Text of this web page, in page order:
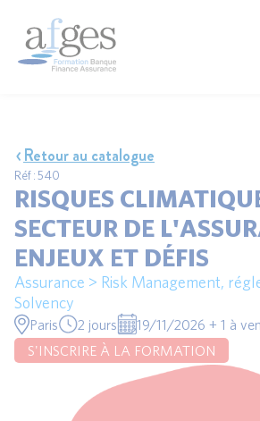
Retour au catalogue
Réf : 540
RISQUES
SECTEUR DE
ENJEUX ET DÉFIS
Assurance > Risk Management,
Solvency
Paris 2 jours
19/11/2026 + 1 à
S'INSCRIRE À LA FORMATION